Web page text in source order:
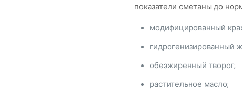
показатели сметаны до
модифицированный
гидрогенизированный
обезжиренный творог;
растительное масло;